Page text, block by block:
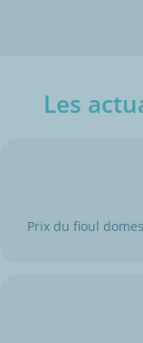
Les
Prix du fioul